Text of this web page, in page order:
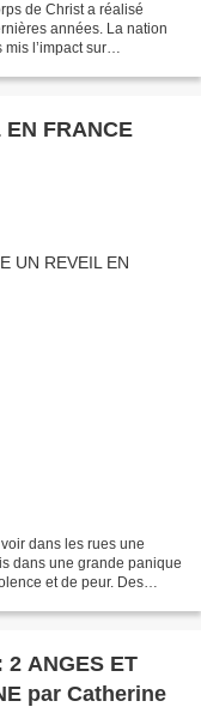
de Christ a réalisé
années. La nation
l’impact sur
EN FRANCE
dans les rues une
dans une grande panique
et de peur. Des
2 ANGES ET
par Catherine